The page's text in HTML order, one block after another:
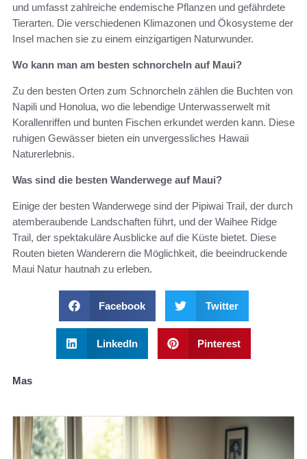
und umfasst zahlreiche endemische Pflanzen und gefährdete
Tierarten. Die verschiedenen Klimazonen und Ökosysteme der
Insel machen sie zu einem einzigartigen Naturwunder.
Wo kann man am besten schnorcheln auf Maui?
Zu den besten Orten zum Schnorcheln zählen die Buchten von
Napili und Honolua, wo die lebendige Unterwasserwelt mit
Korallenriffen und bunten Fischen erkundet werden kann. Diese
ruhigen Gewässer bieten ein unvergessliches Hawaii
Naturerlebnis.
Was sind die besten Wanderwege auf Maui?
Einige der besten Wanderwege sind der Pipiwai Trail, der durch
atemberaubende Landschaften führt, und der Waihee Ridge
Trail, der spektakuläre Ausblicke auf die Küste bietet. Diese
Routen bieten Wanderern die Möglichkeit, die beeindruckende
Maui Natur hautnah zu erleben.
Facebook Twitter
LinkedIn Pinterest
Mas